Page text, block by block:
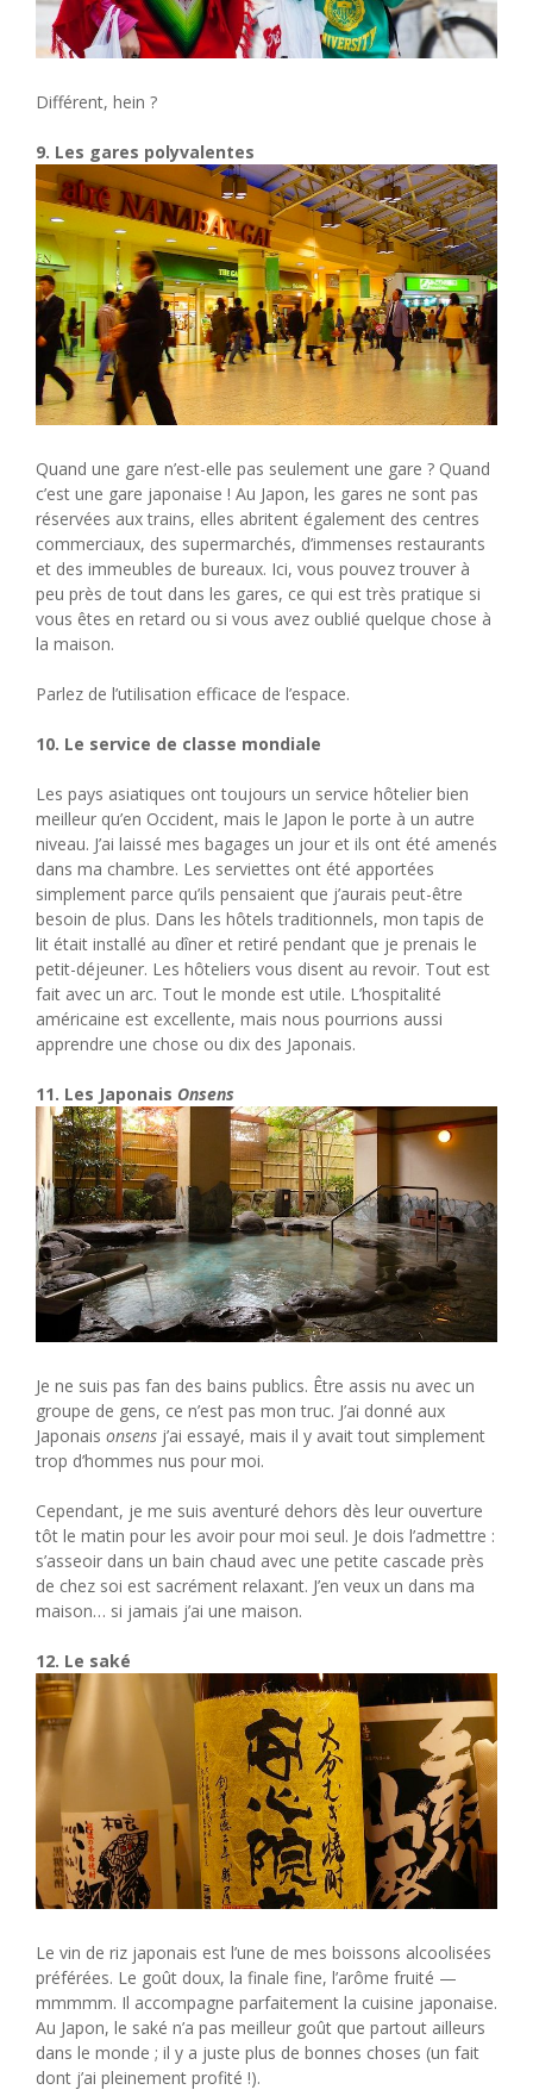
Différent, hein ?
9. Les gares polyvalentes
Quand une gare n’est-elle pas seulement une gare ? Quand
c’est une gare japonaise ! Au Japon, les gares ne sont pas
réservées aux trains, elles abritent également des centres
commerciaux, des supermarchés, d’immenses restaurants
et des immeubles de bureaux. Ici, vous pouvez trouver à
peu près de tout dans les gares, ce qui est très pratique si
vous êtes en retard ou si vous avez oublié quelque chose à
la maison.
Parlez de l’utilisation efficace de l’espace.
10. Le service de classe mondiale
Les pays asiatiques ont toujours un service hôtelier bien
meilleur qu’en Occident, mais le Japon le porte à un autre
niveau. J’ai laissé mes bagages un jour et ils ont été amenés
dans ma chambre. Les serviettes ont été apportées
simplement parce qu’ils pensaient que j’aurais peut-être
besoin de plus. Dans les hôtels traditionnels, mon tapis de
lit était installé au dîner et retiré pendant que je prenais le
petit-déjeuner. Les hôteliers vous disent au revoir. Tout est
fait avec un arc. Tout le monde est utile. L’hospitalité
américaine est excellente, mais nous pourrions aussi
apprendre une chose ou dix des Japonais.
11. Les Japonais Onsens
Je ne suis pas fan des bains publics. Être assis nu avec un
groupe de gens, ce n’est pas mon truc. J’ai donné aux
Japonais onsens j’ai essayé, mais il y avait tout simplement
trop d’hommes nus pour moi.
Cependant, je me suis aventuré dehors dès leur ouverture
tôt le matin pour les avoir pour moi seul. Je dois l’admettre :
s’asseoir dans un bain chaud avec une petite cascade près
de chez soi est sacrément relaxant. J’en veux un dans ma
maison… si jamais j’ai une maison.
12. Le saké
Le vin de riz japonais est l’une de mes boissons alcoolisées
préférées. Le goût doux, la finale fine, l’arôme fruité —
mmmmm. Il accompagne parfaitement la cuisine japonaise.
Au Japon, le saké n’a pas meilleur goût que partout ailleurs
dans le monde ; il y a juste plus de bonnes choses (un fait
dont j’ai pleinement profité !).